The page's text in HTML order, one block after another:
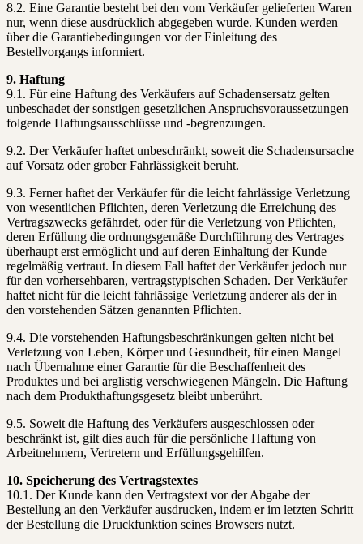
8.2. Eine Garantie besteht bei den vom Verkäufer gelieferten Waren
nur, wenn diese ausdrücklich abgegeben wurde. Kunden werden
über die Garantiebedingungen vor der Einleitung des
Bestellvorgangs informiert.
9. Haftung
9.1. Für eine Haftung des Verkäufers auf Schadensersatz gelten
unbeschadet der sonstigen gesetzlichen Anspruchsvoraussetzungen
folgende Haftungsausschlüsse und -begrenzungen.
9.2. Der Verkäufer haftet unbeschränkt, soweit die Schadensursache
auf Vorsatz oder grober Fahrlässigkeit beruht.
9.3. Ferner haftet der Verkäufer für die leicht fahrlässige Verletzung
von wesentlichen Pflichten, deren Verletzung die Erreichung des
Vertragszwecks gefährdet, oder für die Verletzung von Pflichten,
deren Erfüllung die ordnungsgemäße Durchführung des Vertrages
überhaupt erst ermöglicht und auf deren Einhaltung der Kunde
regelmäßig vertraut. In diesem Fall haftet der Verkäufer jedoch nur
für den vorhersehbaren, vertragstypischen Schaden. Der Verkäufer
haftet nicht für die leicht fahrlässige Verletzung anderer als der in
den vorstehenden Sätzen genannten Pflichten.
9.4. Die vorstehenden Haftungsbeschränkungen gelten nicht bei
Verletzung von Leben, Körper und Gesundheit, für einen Mangel
nach Übernahme einer Garantie für die Beschaffenheit des
Produktes und bei arglistig verschwiegenen Mängeln. Die Haftung
nach dem Produkthaftungsgesetz bleibt unberührt.
9.5. Soweit die Haftung des Verkäufers ausgeschlossen oder
beschränkt ist, gilt dies auch für die persönliche Haftung von
Arbeitnehmern, Vertretern und Erfüllungsgehilfen.
10. Speicherung des Vertragstextes
10.1. Der Kunde kann den Vertragstext vor der Abgabe der
Bestellung an den Verkäufer ausdrucken, indem er im letzten Schritt
der Bestellung die Druckfunktion seines Browsers nutzt.